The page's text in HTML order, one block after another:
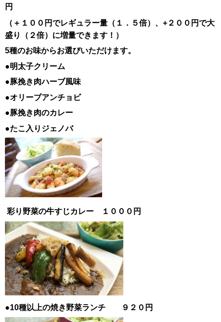
円
（＋１００円でレギュラー量（１．５倍）、+２００円で大
盛り（２倍）に増量できます！）
5種のお味からお選びいただけます。
●明太子クリーム
●豚挽き肉ハーブ風味
●オリーブアンチョビ
●豚挽き肉のカレー
●たこ入りジェノバ
彩り野菜の牛すじカレー １０００円
●10種以上の焼き野菜ランチ ９２０円